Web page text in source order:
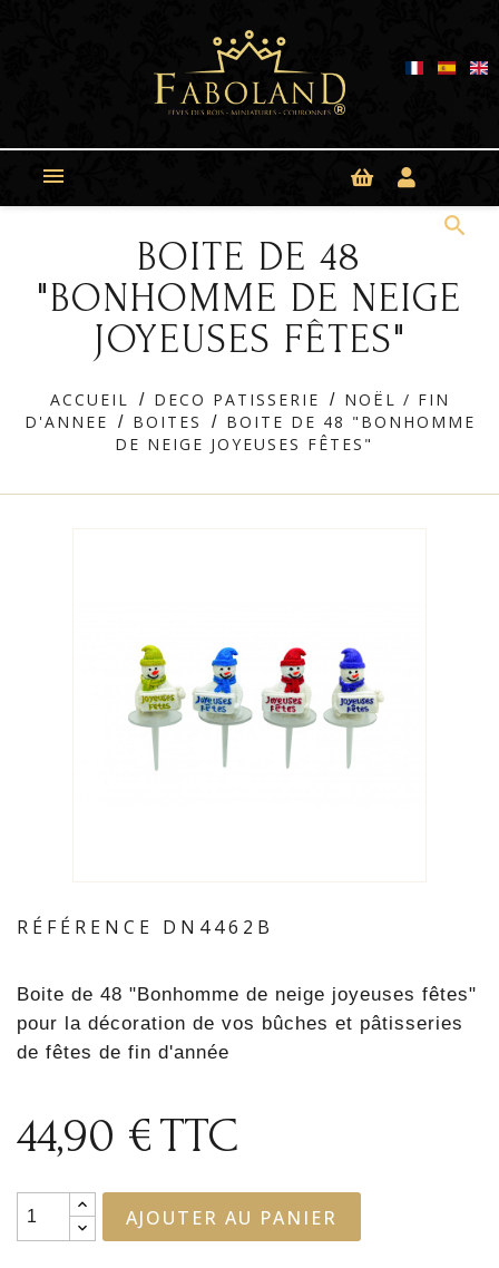

search
BOITE DE 48
"BONHOMME DE NEIGE
JOYEUSES FÊTES"
ACCUEIL DECO PATISSERIE
NOËL / FIN
D'ANNEE
BOITES
BOITE DE 48 "BONHOMME
DE NEIGE JOYEUSES FÊTES"
RÉFÉRENCE DN4462B
Boite de 48 "Bonhomme de neige joyeuses fêtes"
pour la décoration de vos bûches et pâtisseries
de fêtes de fin d'année
44,90 €TTC
AJOUTER AU PANIER